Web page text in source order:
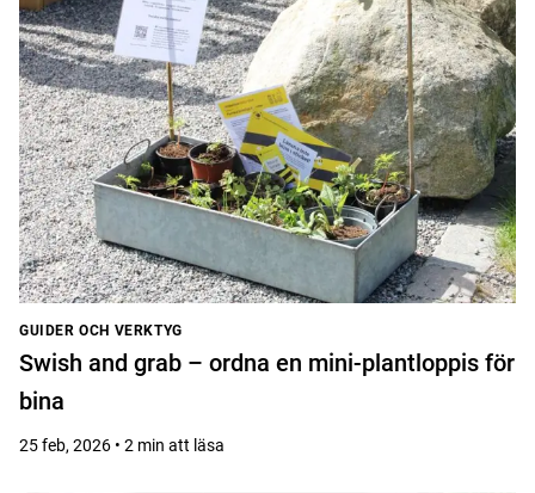
GUIDER OCH VERKTYG
Swish and grab – ordna en mini-plantloppis för
bina
25 feb, 2026 • 2 min att läsa